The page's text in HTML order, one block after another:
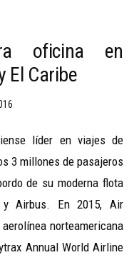
oficina en
El Caribe
líder en viajes de
3 millones de pasajeros
de su moderna flota
y Airbus. En 2015, Air
norteamericana
Annual World Airline